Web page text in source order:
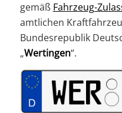
gemäß Fahrzeug-
amtlichen
Bundesrepublik
„Wertingen“.